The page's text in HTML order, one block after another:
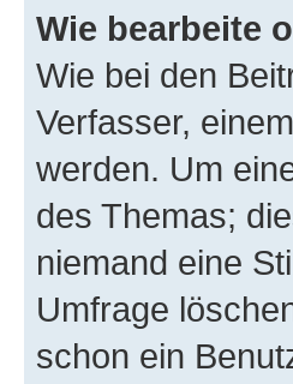
Wie bearbeite
Wie bei den
Verfasser,
werden. Um
des Themas;
niemand eine
Umfrage
schon ein